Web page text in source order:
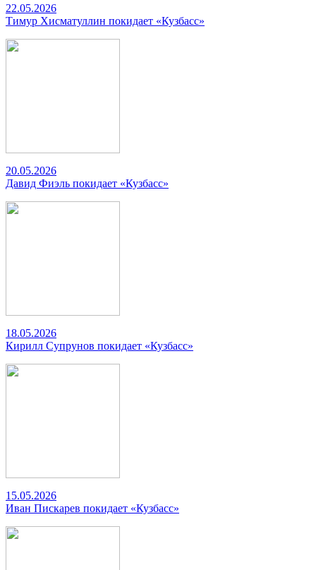
22.05.2026
Тимур Хисматуллин покидает «Кузбасс»
20.05.2026
Давид Фиэль покидает «Кузбасс»
18.05.2026
Кирилл Супрунов покидает «Кузбасс»
15.05.2026
Иван Пискарев покидает «Кузбасс»